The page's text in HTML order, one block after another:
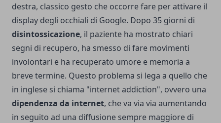
destra, classico gesto che occorre fare per attivare il
display degli occhiali di Google. Dopo 35 giorni di
disintossicazione, il paziente ha mostrato chiari
segni di recupero, ha smesso di fare movimenti
involontari e ha recuperato umore e memoria a
breve termine. Questo problema si lega a quello che
in inglese si chiama "internet addiction", ovvero una
dipendenza da internet, che va via via aumentando
in seguito ad una diffusione sempre maggiore di